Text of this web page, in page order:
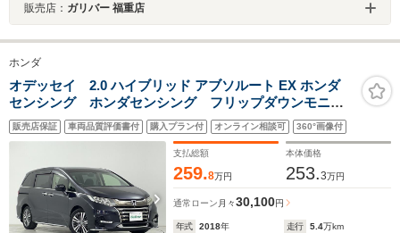
販売店： ガリバー 福重店
ホンダ
オデッセイ 2.0 ハイブリッド アブソルート EX ホンダ
センシング ホンダセンシング フリップダウンモニタ
ー 純正9インチナビ マルチビューカメラシステム 両
側パワースライドドア LEDオートライト ハーフレザ
ーシート パワーシート シートヒーター スマートキ
販売店保証 車両品質評価書付 購入プラン付 オンライン相談可 360°画像付
支払総額
259.8万円
本体価格
253.3万円
通常ローン 月々30,100円
年式 2018年 走行 5.4万km